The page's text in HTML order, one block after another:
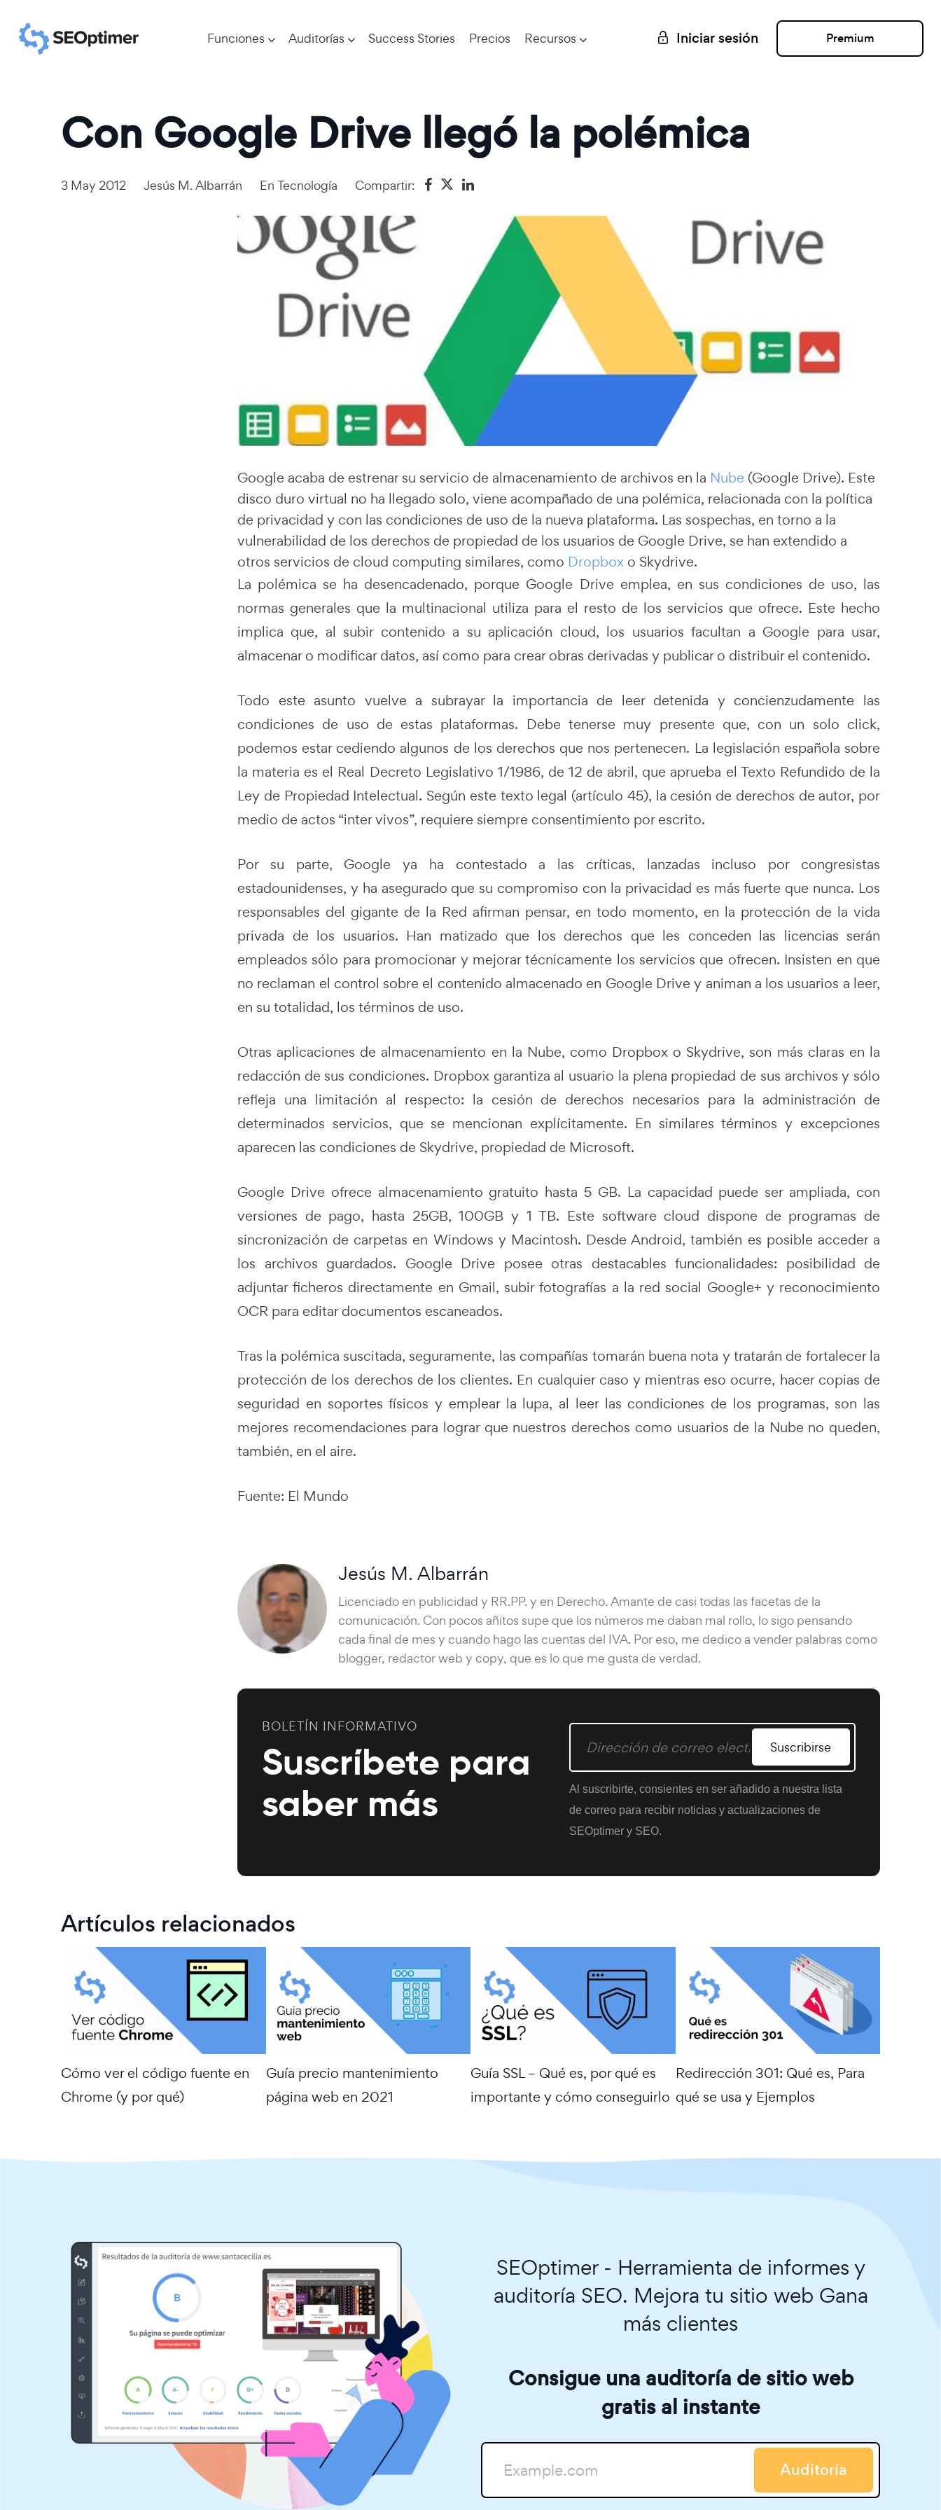
Funciones Auditorías Success Stories Precios Recursos Iniciar sesión Premium
Con Google Drive llegó la polémica
3 May 2012 Jesús M. Albarrán En Tecnología Compartir:
Google acaba de estrenar su servicio de almacenamiento de archivos en la Nube (Google Drive). Este
disco duro virtual no ha llegado solo, viene acompañado de una polémica, relacionada con la política
de privacidad y con las condiciones de uso de la nueva plataforma. Las sospechas, en torno a la
vulnerabilidad de los derechos de propiedad de los usuarios de Google Drive, se han extendido a
otros servicios de cloud computing similares, como Dropbox o Skydrive.
La polémica se ha desencadenado, porque Google Drive emplea, en sus condiciones de uso, las
normas generales que la multinacional utiliza para el resto de los servicios que ofrece. Este hecho
implica que, al subir contenido a su aplicación cloud, los usuarios facultan a Google para usar,
almacenar o modificar datos, así como para crear obras derivadas y publicar o distribuir el contenido.
Todo este asunto vuelve a subrayar la importancia de leer detenida y concienzudamente las
condiciones de uso de estas plataformas. Debe tenerse muy presente que, con un solo click,
podemos estar cediendo algunos de los derechos que nos pertenecen. La legislación española sobre
la materia es el Real Decreto Legislativo 1/1986, de 12 de abril, que aprueba el Texto Refundido de la
Ley de Propiedad Intelectual. Según este texto legal (artículo 45), la cesión de derechos de autor, por
medio de actos “inter vivos”, requiere siempre consentimiento por escrito.
Por su parte, Google ya ha contestado a las críticas, lanzadas incluso por congresistas
estadounidenses, y ha asegurado que su compromiso con la privacidad es más fuerte que nunca. Los
responsables del gigante de la Red afirman pensar, en todo momento, en la protección de la vida
privada de los usuarios. Han matizado que los derechos que les conceden las licencias serán
empleados sólo para promocionar y mejorar técnicamente los servicios que ofrecen. Insisten en que
no reclaman el control sobre el contenido almacenado en Google Drive y animan a los usuarios a leer,
en su totalidad, los términos de uso.
Otras aplicaciones de almacenamiento en la Nube, como Dropbox o Skydrive, son más claras en la
redacción de sus condiciones. Dropbox garantiza al usuario la plena propiedad de sus archivos y sólo
refleja una limitación al respecto: la cesión de derechos necesarios para la administración de
determinados servicios, que se mencionan explícitamente. En similares términos y excepciones
aparecen las condiciones de Skydrive, propiedad de Microsoft.
Google Drive ofrece almacenamiento gratuito hasta 5 GB. La capacidad puede ser ampliada, con
versiones de pago, hasta 25GB, 100GB y 1 TB. Este software cloud dispone de programas de
sincronización de carpetas en Windows y Macintosh. Desde Android, también es posible acceder a
los archivos guardados. Google Drive posee otras destacables funcionalidades: posibilidad de
adjuntar ficheros directamente en Gmail, subir fotografías a la red social Google+ y reconocimiento
OCR para editar documentos escaneados.
Tras la polémica suscitada, seguramente, las compañías tomarán buena nota y tratarán de fortalecer la
protección de los derechos de los clientes. En cualquier caso y mientras eso ocurre, hacer copias de
seguridad en soportes físicos y emplear la lupa, al leer las condiciones de los programas, son las
mejores recomendaciones para lograr que nuestros derechos como usuarios de la Nube no queden,
también, en el aire.
Fuente: El Mundo
Jesús M. Albarrán
Licenciado en publicidad y RR.PP. y en Derecho. Amante de casi todas las facetas de la
comunicación. Con pocos añitos supe que los números me daban mal rollo, lo sigo pensando
cada final de mes y cuando hago las cuentas del IVA. Por eso, me dedico a vender palabras como
blogger, redactor web y copy, que es lo que me gusta de verdad.
BOLETÍN INFORMATIVO
Suscríbete para
saber más
Suscribirse
Al suscribirte, consientes en ser añadido a nuestra lista
de correo para recibir noticias y actualizaciones de
SEOptimer y SEO.
Artículos relacionados
Cómo ver el código fuente en
Chrome (y por qué)
Guía precio mantenimiento
página web en 2021
Guía SSL – Qué es, por qué es
importante y cómo conseguirlo
Redirección 301: Qué es, Para
qué se usa y Ejemplos
SEOptimer - Herramienta de informes y
auditoría SEO. Mejora tu sitio web Gana
más clientes
Consigue una auditoría de sitio web
gratis al instante
Auditoría